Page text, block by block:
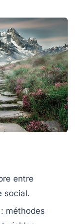
entre
social.
méthodes